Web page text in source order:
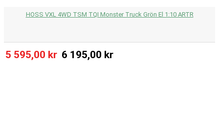
HOSS VXL 4WD TSM TQI Monster Truck Grön El 1:10 ARTR
5 595,00 kr 6 195,00 kr